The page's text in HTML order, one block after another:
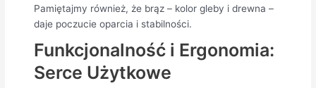
Pamiętajmy również, że brąz – kolor gleby i drewna –
daje poczucie oparcia i stabilności.
Funkcjonalność i Ergonomia:
Serce Użytkowe